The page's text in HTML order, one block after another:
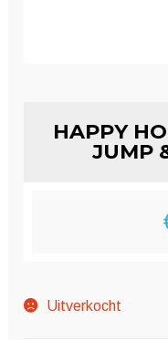
HAPPY
JUMP
Uitverkocht